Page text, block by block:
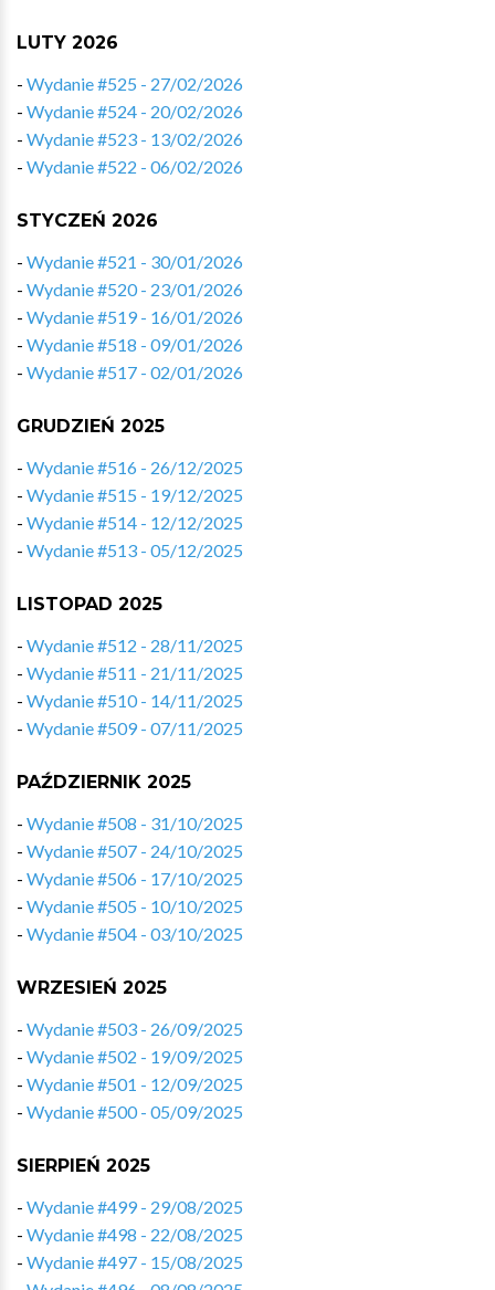
LUTY 2026
- Wydanie #525 - 27/02/2026
- Wydanie #524 - 20/02/2026
- Wydanie #523 - 13/02/2026
- Wydanie #522 - 06/02/2026
STYCZEŃ 2026
- Wydanie #521 - 30/01/2026
- Wydanie #520 - 23/01/2026
- Wydanie #519 - 16/01/2026
- Wydanie #518 - 09/01/2026
- Wydanie #517 - 02/01/2026
GRUDZIEŃ 2025
- Wydanie #516 - 26/12/2025
- Wydanie #515 - 19/12/2025
- Wydanie #514 - 12/12/2025
- Wydanie #513 - 05/12/2025
LISTOPAD 2025
- Wydanie #512 - 28/11/2025
- Wydanie #511 - 21/11/2025
- Wydanie #510 - 14/11/2025
- Wydanie #509 - 07/11/2025
PAŹDZIERNIK 2025
- Wydanie #508 - 31/10/2025
- Wydanie #507 - 24/10/2025
- Wydanie #506 - 17/10/2025
- Wydanie #505 - 10/10/2025
- Wydanie #504 - 03/10/2025
WRZESIEŃ 2025
- Wydanie #503 - 26/09/2025
- Wydanie #502 - 19/09/2025
- Wydanie #501 - 12/09/2025
- Wydanie #500 - 05/09/2025
SIERPIEŃ 2025
- Wydanie #499 - 29/08/2025
- Wydanie #498 - 22/08/2025
- Wydanie #497 - 15/08/2025